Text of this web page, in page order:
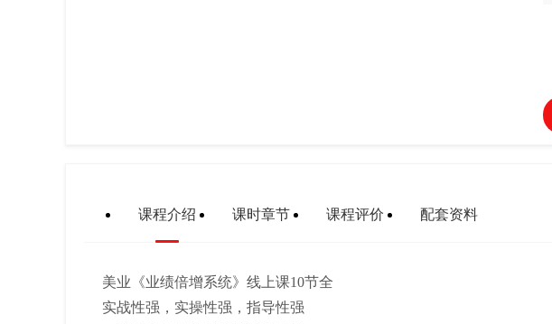
课程介绍 课时章节 课程评价 配套资料
美业《业绩倍增系统》线上课10节全
实战性强，实操性强，指导性强